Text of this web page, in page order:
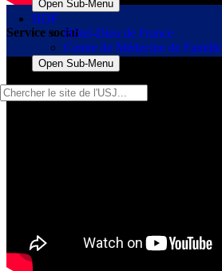
Open Sub-Menu
HDF
Hôtel-Dieu de France
Centre de Médecine de Famille
Open Sub-Menu
Service social